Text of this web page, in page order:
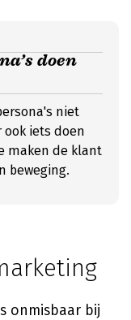
doen
niet
iets doen
maken de klant
beweging.
onmisbaar bij